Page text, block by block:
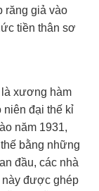
răng giả vào
tiền thân sơ
là xương hàm
đại thế kỉ
năm 1931,
bằng những
đầu, các nhà
này được ghép